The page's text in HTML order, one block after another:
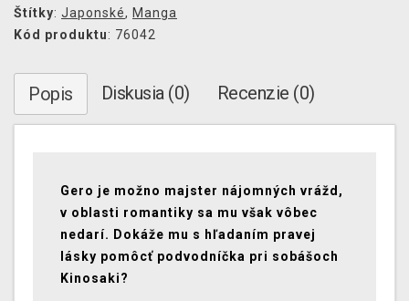
Štítky: Japonské, Manga
Kód produktu: 76042
Popis Diskusia (0) Recenzie (0)
Gero je možno majster nájomných vrážd,
v oblasti romantiky sa mu však vôbec
nedarí. Dokáže mu s hľadaním pravej
lásky pomôcť podvodníčka pri sobášoch
Kinosaki?